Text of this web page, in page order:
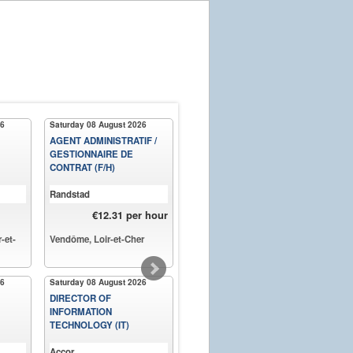
et-
Saturday 08 August 2026
AGENT ADMINISTRATIF /
GESTIONNAIRE DE
CONTRAT (F/H)
Randstad
€12.31 per hour
Vendôme, Loir-et-Cher
Saturday 08 August 2026
DIRECTOR OF
INFORMATION
TECHNOLOGY (IT)